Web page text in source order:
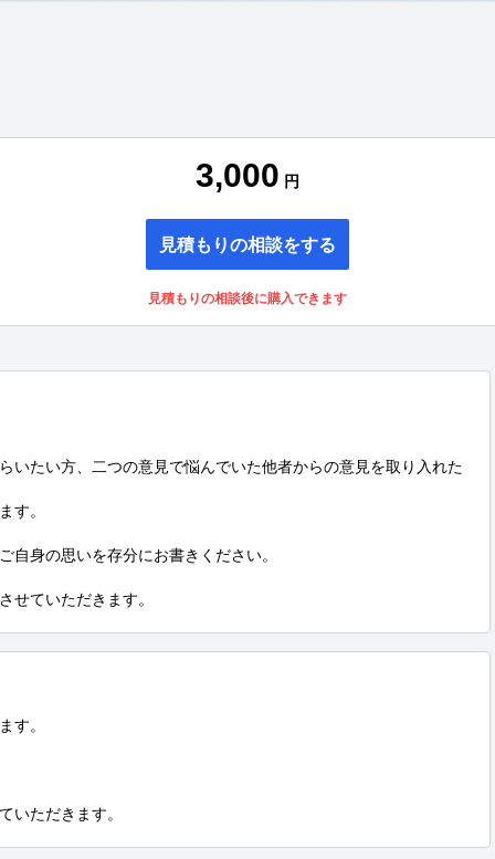
3,000 円
見積もりの相談をする
見積もりの相談後に購入できます
いたい方、二つの意見で悩んでいた他者からの意見を取り入れた
す。
自身の思いを存分にお書きください。
せていただきます。
す。
いただきます。